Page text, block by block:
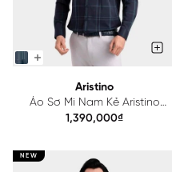
Aristino
Áo Sơ Mi Nam Kẻ Aristino
ALS618EDP01
1,390,000₫
NEW